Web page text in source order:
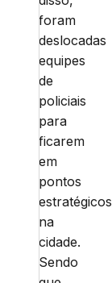
foram
deslocadas
equipes
de
policiais
para
ficarem
em
pontos
estratégicos
na
cidade.
Sendo